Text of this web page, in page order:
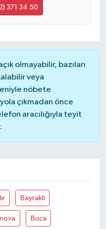
371 34 50
olmayabilir, bazıları
veya
nöbete
çıkmadan önce
aracılığıyla teyit
Bayrakli
Buca